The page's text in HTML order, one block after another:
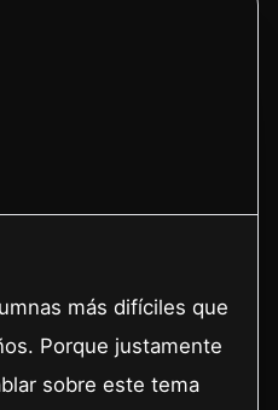
más difíciles que
Porque justamente
sobre este tema